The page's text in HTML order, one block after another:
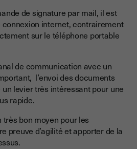
de signature par mail, il est
connexion internet, contrairement
sur le téléphone portable
de communication avec un
l’envoi des documents
levier très intéressant pour une
rapide.
très bon moyen pour les
preuve d’agilité et apporter de la